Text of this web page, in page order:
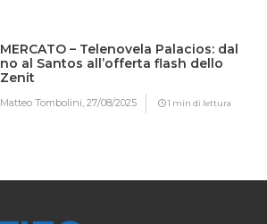
MERCATO – Telenovela Palacios: dal
no al Santos all’offerta flash dello
Zenit
Matteo Tombolini,27/08/2025 1 min di lettura